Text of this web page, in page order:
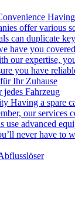
offer various
can duplicate
have you
our expertise,
you have
Ihr Zuhause
Fahrzeug
Having a spare
our
use advanced
never have